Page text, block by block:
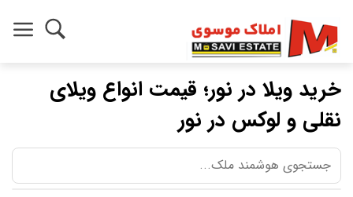
خرید ویلا در نور؛ قیمت انواع ویلای
نقلی و لوکس در نور